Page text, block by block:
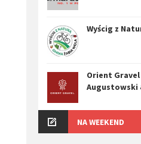
Wyścig z
Orient Gravel
Augustowski
NA WEEKEND